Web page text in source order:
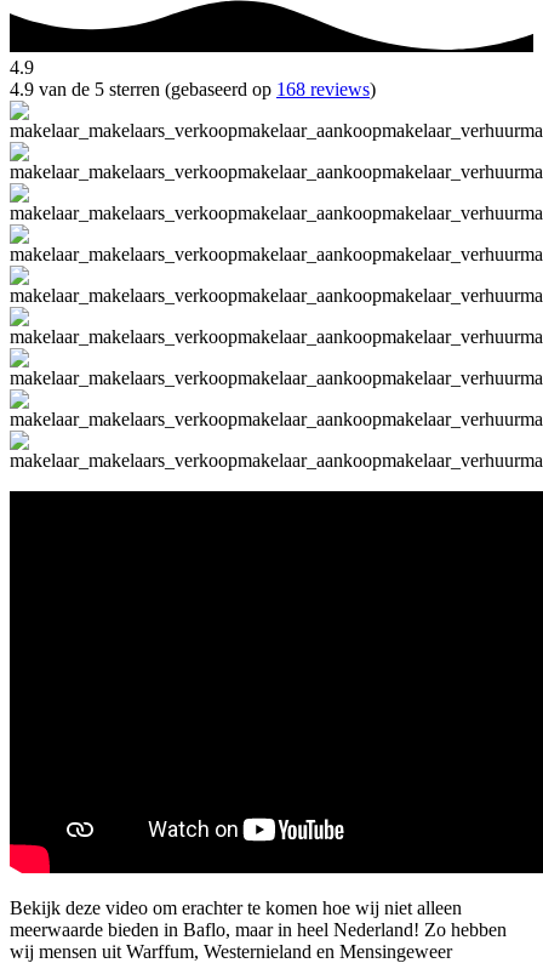
4.9
4.9 van de 5 sterren (gebaseerd op 168 reviews)
Bekijk deze video om erachter te komen hoe wij niet alleen
meerwaarde bieden in Baflo, maar in heel Nederland! Zo hebben
wij mensen uit Warffum, Westernieland en Mensingeweer